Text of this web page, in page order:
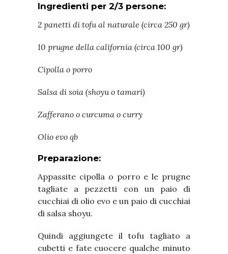
Ingredienti per 2/3 persone:
2 panetti di tofu al naturale (circa 250 gr)
10 prugne della california (circa 100 gr)
Cipolla o porro
Salsa di soia (shoyu o tamari)
Zafferano o curcuma o curry
Olio evo qb
Preparazione:
Appassite cipolla o porro e le prugne
tagliate a pezzetti con un paio di
cucchiai di olio evo e un paio di cucchiai
di salsa shoyu.
Quindi aggiungete il tofu tagliato a
cubetti e fate cuocere qualche minuto